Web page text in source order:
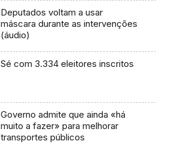
Deputados voltam a usar
máscara durante as intervenções
(áudio)
Sé com 3.334 eleitores inscritos
Governo admite que ainda «há
muito a fazer» para melhorar
transportes públicos